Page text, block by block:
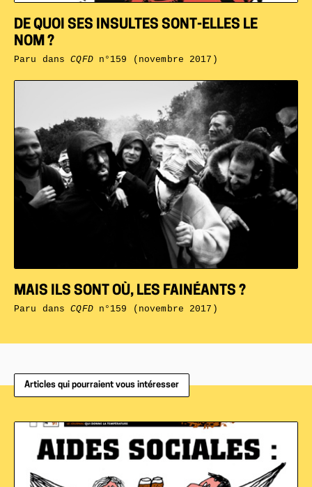
MAIS ILS SONT OÙ, LES FAINÉANTS ?
Paru dansCQFDn°159 (novembre 2017)
DE QUOI SES INSULTES SONT-ELLES LE
NOM ?
Paru dansCQFDn°159 (novembre 2017)
Articles qui pourraient vous intéresser